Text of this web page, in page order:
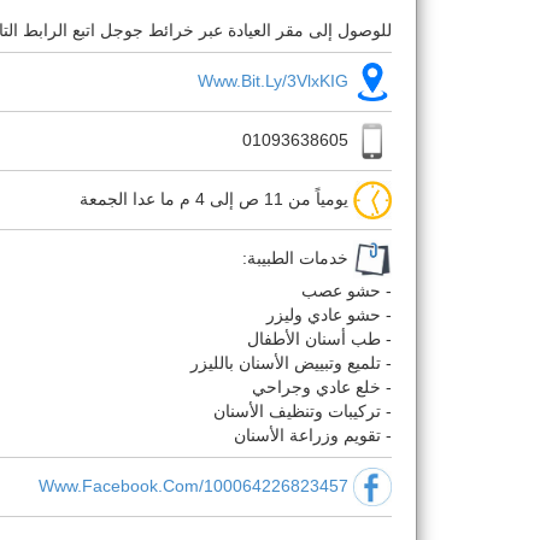
للوصول إلى مقر العيادة عبر خرائط جوجل اتبع الرابط
Www.bit.ly/3VlxKIG
يومياً من 11 ص إلى 4 م ما عدا الجمعة
خدمات الطبيبة:
- حشو عصب
- حشو عادي وليزر
- طب أسنان الأطفال
- تلميع وتبييض الأسنان بالليزر
- خلع عادي وجراحي
- تركيبات وتنظيف الأسنان
- تقويم وزراعة الأسنان
Www.facebook.com/100064226823457